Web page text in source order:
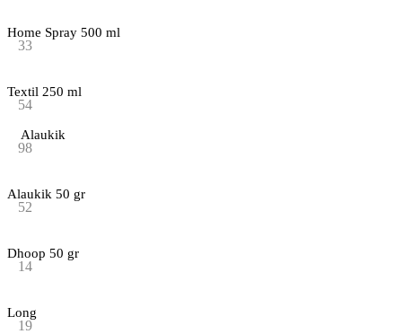
Home Spray 500 ml
33
Textil 250 ml
54
Alaukik
98
Alaukik 50 gr
52
Dhoop 50 gr
14
Long
19